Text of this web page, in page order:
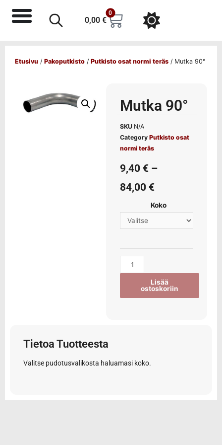
0,00 €
0
Etusivu / Pakoputkisto / Putkisto osat normi teräs / Mutka 90°
Mutka 90°
SKU N/A
Category Putkisto osat
normi teräs
9,40 € –
84,00 €
Koko
Lisää
ostoskoriin
Tietoa Tuotteesta
Valitse pudotusvalikosta haluamasi koko.